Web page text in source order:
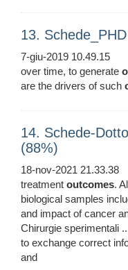
13.
7-giu-2019 10.49.15
over time, to generate
are the drivers of such
14. Schede-
(88%)
18-nov-2021 21.33.38
treatment outcomes.
biological samples
and impact of cancer
Chirurgie sperimentali
to exchange correct
and